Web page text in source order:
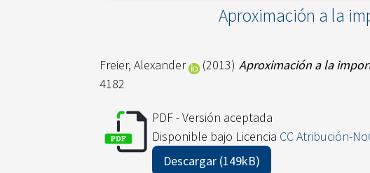
Aproximación a la
Freier, Alexander (2013) Aproximación a la
4182
PDF - Versión aceptada
Disponible bajo Licencia CC Atribución-
Descargar (149kB)